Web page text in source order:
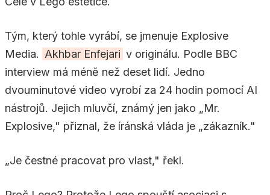
Tým, který tohle vyrábí, se jmenuje Explosive
Media. Akhbar Enfejari v originálu. Podle BBC
interview má méně než deset lidí. Jedno
dvouminutové video vyrobí za 24 hodin pomocí AI
nástrojů. Jejich mluvčí, známý jen jako „Mr.
Explosive," přiznal, že íránská vláda je „zákazník."
„Je čestné pracovat pro vlast," řekl.